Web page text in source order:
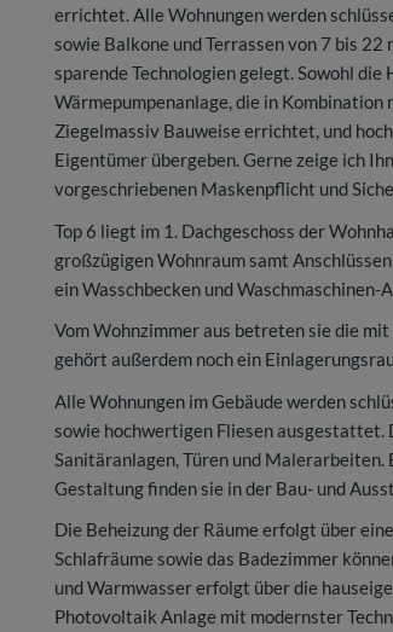
errichtet. Alle Wohnungen werden
sowie Balkone und Terrassen von 7 bis
sparende Technologien gelegt. Sowohl
Wärmepumpenanlage, die in
Ziegelmassiv Bauweise errichtet, und
Eigentümer übergeben. Gerne zeige ich
vorgeschriebenen Maskenpflicht und
Top 6 liegt im 1. Dachgeschoss der
großzügigen Wohnraum samt
ein Wasschbecken und
Vom Wohnzimmer aus betreten sie die
gehört außerdem noch ein
Alle Wohnungen im Gebäude werden
sowie hochwertigen Fliesen
Sanitäranlagen, Türen und
Gestaltung finden sie in der Bau- und
Die Beheizung der Räume erfolgt über
Schlafräume sowie das Badezimmer
und Warmwasser erfolgt über die
Photovoltaik Anlage mit modernster